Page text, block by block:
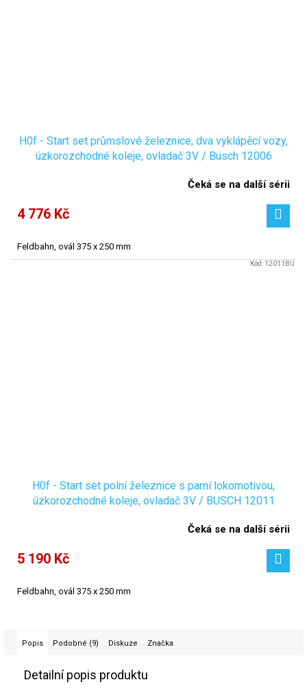
H0f - Start set průmslové železnice, dva vyklápěcí vozy,
úzkorozchodné koleje, ovladač 3V / Busch 12006
Čeká se na další sérii
4 776 Kč
Feldbahn, ovál 375 x 250 mm
H0f - Start set polní železnice s parní lokomotivou,
úzkorozchodné koleje, ovladač 3V / BUSCH 12011
Čeká se na další sérii
5 190 Kč
Feldbahn, ovál 375 x 250 mm
Kód: 12011BU
Popis Podobné (9) Diskuze Značka
Detailní popis produktu